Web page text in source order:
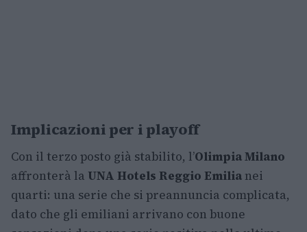
Implicazioni per i playoff
Con il terzo posto già stabilito, l’Olimpia Milano
affronterà la UNA Hotels Reggio Emilia nei
quarti: una serie che si preannuncia complicata,
dato che gli emiliani arrivano con buone